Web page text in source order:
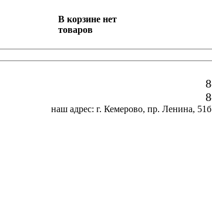
В корзине нет
товаров
наш адрес: г. Кемерово, пр. Ленина,